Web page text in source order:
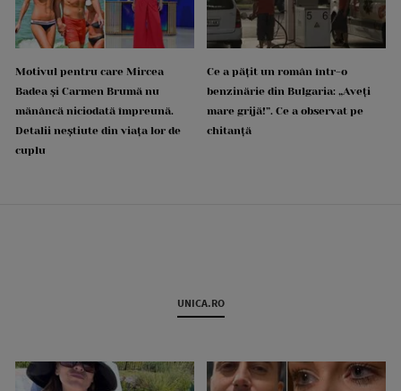
Motivul pentru care Mircea
Badea și Carmen Brumă nu
mănâncă niciodată împreună.
Detalii neștiute din viața lor de
cuplu
Ce a pățit un român într-o
benzinărie din Bulgaria: „Aveți
mare grijă!”. Ce a observat pe
chitanță
UNICA.RO